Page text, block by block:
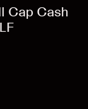
Cap Cash